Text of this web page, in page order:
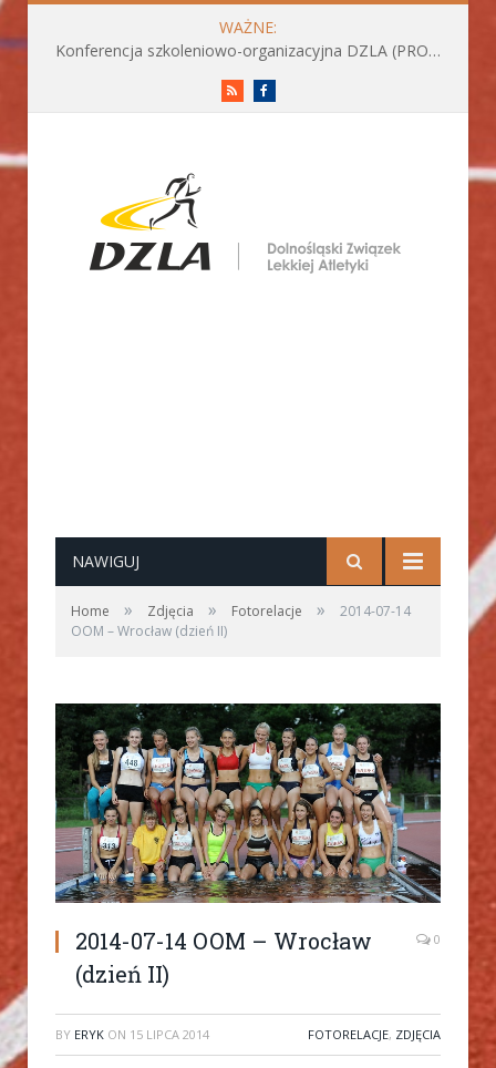
WAŻNE:
Konferencja szkoleniowo-organizacyjna DZLA (PROGRAM już do pobrania)
RSS
NAWIGUJ
Home » Zdjęcia » Fotorelacje »
2014-07-14
OOM – Wrocław (dzień II)
2014-07-14 OOM – Wrocław
(dzień II)
0
BY ERYK ON 15 LIPCA 2014 FOTORELACJE, ZDJĘCIA